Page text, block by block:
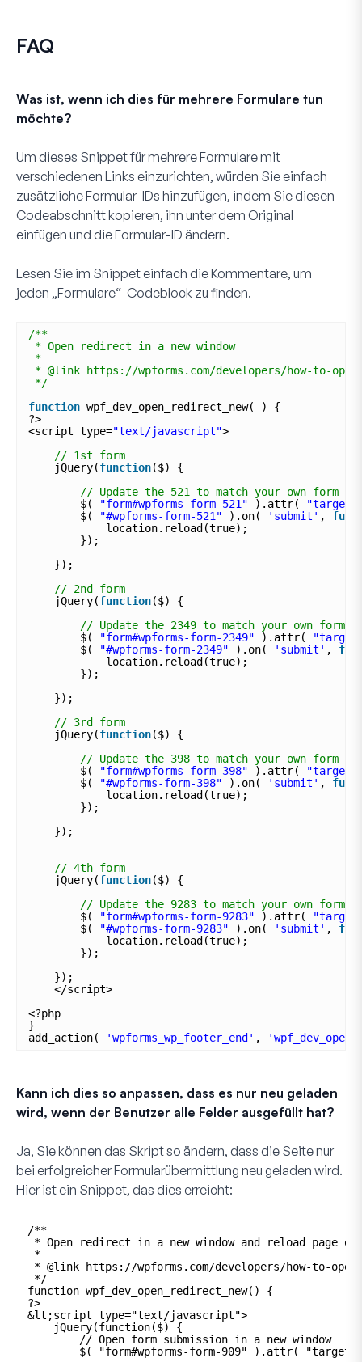
FAQ
Was ist, wenn ich dies für mehrere Formulare tun
möchte?
Um dieses Snippet für mehrere Formulare mit
verschiedenen Links einzurichten, würden Sie einfach
zusätzliche Formular-IDs hinzufügen, indem Sie diesen
Codeabschnitt kopieren, ihn unter dem Original
einfügen und die Formular-ID ändern.
Lesen Sie im Snippet einfach die Kommentare, um
jeden „Formulare“-Codeblock zu finden.
/**
* Open redirect in a new window
*
* @link https://wpforms.com/developers/how-to-
*/
function wpf_dev_open_redirect_new( ) {
?>
<script type="text/javascript">
// 1st form
jQuery(function($) {
// Update the 521 to match your own form ID
$(
"form#wpforms-form-521" ).attr( "target"
$(
"#wpforms-form-521" ).on( 'submit' ,
location.reload(true);
});
});
// 2nd form
jQuery(function($) {
// Update the 2349 to match your own form
$(
"form#wpforms-form-2349" ).attr(
$(
"#wpforms-form-2349" ).on( 'submit' ,
location.reload(true);
});
});
// 3rd form
jQuery(function($) {
// Update the 398 to match your own form ID
$(
"form#wpforms-form-398" ).attr( "target"
$(
"#wpforms-form-398" ).on( 'submit' ,
location.reload(true);
});
});
// 4th form
jQuery(function($) {
// Update the 9283 to match your own form
$(
"form#wpforms-form-9283" ).attr(
$(
"#wpforms-form-9283" ).on( 'submit' ,
location.reload(true);
});
});
</script>
<?php
}
add_action(
'wpforms_wp_footer_end' ,
Kann ich dies so anpassen, dass es nur neu geladen
wird, wenn der Benutzer alle Felder ausgefüllt hat?
Ja, Sie können das Skript so ändern, dass die Seite nur
bei erfolgreicher Formularübermittlung neu geladen wird.
Hier ist ein Snippet, das dies erreicht:
/**
* Open redirect in a new window and reload page
*
* @link https://wpforms.com/developers/how-to-
*/
function wpf_dev_open_redirect_new() {
?>
&lt;script type="text/javascript">
jQuery(function($) {
// Open form submission in a new window
$( "form#wpforms-form-909" ).attr(